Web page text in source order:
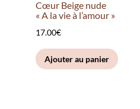
Cœur Beige nude
« A la vie à l’amour »
17.00€
Ajouter au panier